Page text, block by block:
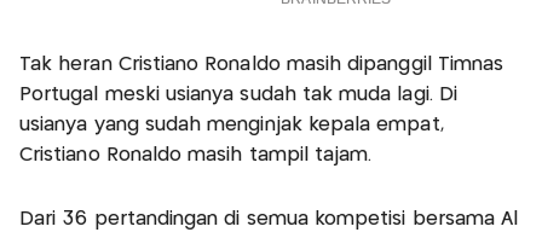
Tak heran Cristiano Ronaldo masih dipanggil Timnas
Portugal meski usianya sudah tak muda lagi. Di
usianya yang sudah menginjak kepala empat,
Cristiano Ronaldo masih tampil tajam.
Dari 36 pertandingan di semua kompetisi bersama Al